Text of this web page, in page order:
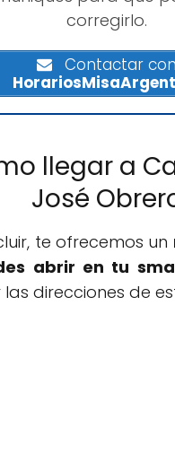
corregirlo.
Contactar con
llegar a
José
te ofrecemos un
abrir en tu
direcciones de